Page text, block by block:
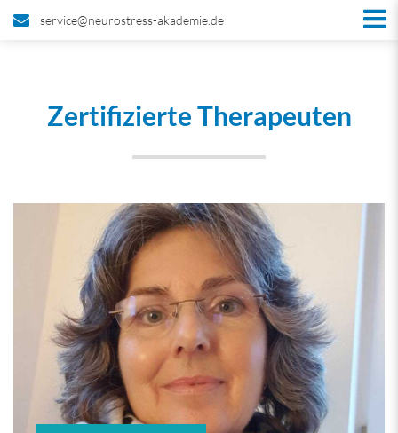
service@neurostress-akademie.de
Zertifizierte Therapeuten